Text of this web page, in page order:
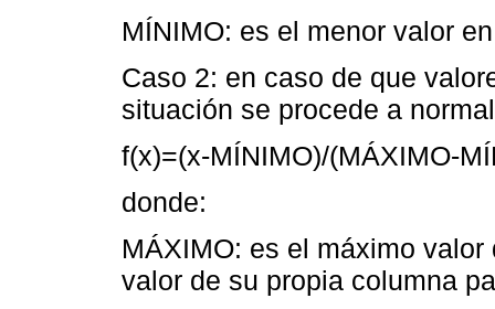
MÍNIMO: es el menor valor
Caso 2: en caso de que
situación se procede a
f(x)=(x-MÍNIMO)/(MÁXIMO-
donde:
MÁXIMO: es el máximo
valor de su propia columna